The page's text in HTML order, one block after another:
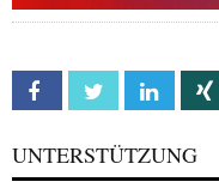
Facebook Twitter Linkedin
UNTERSTÜTZUNG